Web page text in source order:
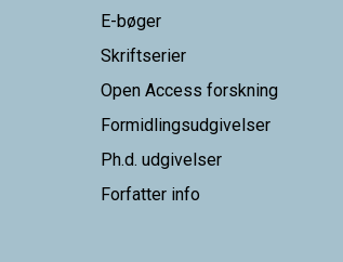
E-bøger
Skriftserier
Open Access forskning
Formidlingsudgivelser
Ph.d. udgivelser
Forfatter info